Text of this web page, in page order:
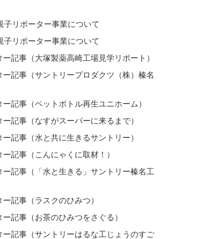
リポーター事業について
リポーター事業について
記事（大塚製薬高崎工場見学リポート）
記事（サントリープロダクツ（株）榛名
記事（ペットボトル再生ユニホーム）
記事（なすがスーパーに来るまで）
記事（水と共に生きるサントリー）
記事（こんにゃくに取材！）
記事（「水と生きる」サントリー榛名工
記事（ラスクのひみつ）
記事（お茶のひみつをさぐる）
記事（サントリーはるな工じょうのすご